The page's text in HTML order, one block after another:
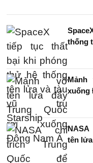
thống
xuống
tên